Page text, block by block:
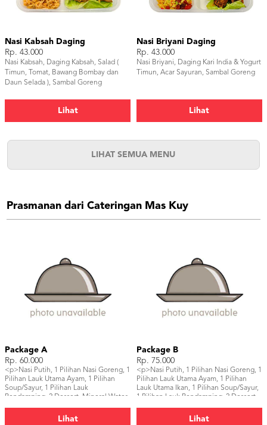
Nasi Kabsah Daging
Rp. 43.000
Nasi Kabsah, Daging Kabsah, Salad (
Timun, Tomat, Bawang Bombay dan
Daun Selada ), Sambal Goreng
Lihat
Nasi Briyani Daging
Rp. 43.000
Nasi Briyani, Daging Kari India & Yogurt
Timun, Acar Sayuran, Sambal Goreng
Lihat
LIHAT SEMUA MENU
Prasmanan dari Cateringan Mas Kuy
Package A
Rp. 60.000
<p>Nasi Putih, 1 Pilihan Nasi Goreng, 1
Pilihan Lauk Utama Ayam, 1 Pilihan
Soup/Sayur, 1 Pilihan Lauk
Pendamping, 2 Dessert, Mineral Water,
Lihat
Package B
Rp. 75.000
<p>Nasi Putih, 1 Pilihan Nasi Goreng, 1
Pilihan Lauk Utama Ayam, 1 Pilihan
Lauk Utama Ikan, 1 Pilihan Soup/Sayur,
1 Pilihan Lauk Pendamping, 2 Dessert,
Lihat